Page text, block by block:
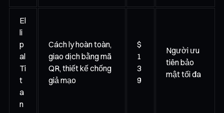
El
li
p
al
Ti
t
a
n
Cách ly hoàn toàn,
giao dịch bằng mã
QR, thiết kế chống
giả mạo
$
1
3
9
Người ưu
tiên bảo
mật tối đa